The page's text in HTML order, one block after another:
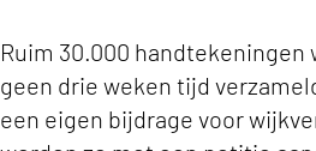
Ruim 30.000 handtekeningen
geen drie weken tijd
een eigen bijdrage voor